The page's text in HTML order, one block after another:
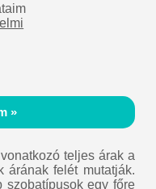
»
teljes árak a
árának felét mutatják.
szobatípusok egy főre